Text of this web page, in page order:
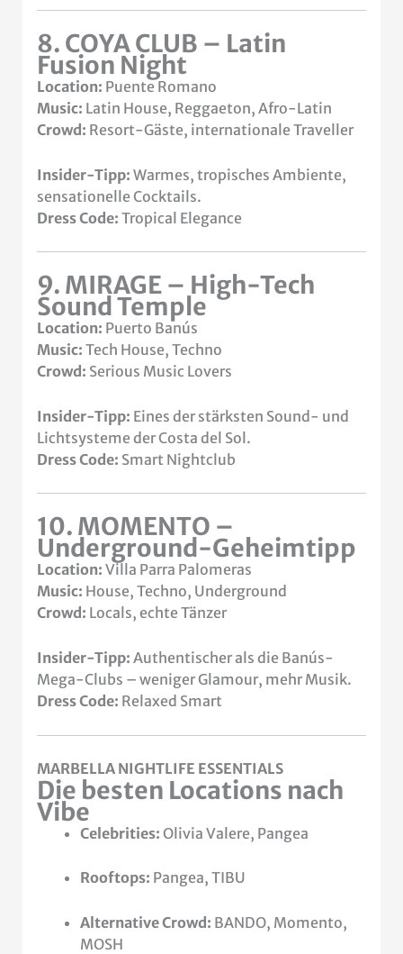
8. COYA CLUB – Latin
Fusion Night
Location: Puente Romano
Music: Latin House, Reggaeton, Afro-Latin
Crowd: Resort-Gäste, internationale Traveller
Insider-Tipp: Warmes, tropisches Ambiente,
sensationelle Cocktails.
Dress Code: Tropical Elegance
9. MIRAGE – High-Tech
Sound Temple
Location: Puerto Banús
Music: Tech House, Techno
Crowd: Serious Music Lovers
Insider-Tipp: Eines der stärksten Sound- und
Lichtsysteme der Costa del Sol.
Dress Code: Smart Nightclub
10. MOMENTO –
Underground-Geheimtipp
Location: Villa Parra Palomeras
Music: House, Techno, Underground
Crowd: Locals, echte Tänzer
Insider-Tipp: Authentischer als die Banús-
Mega-Clubs – weniger Glamour, mehr Musik.
Dress Code: Relaxed Smart
MARBELLA NIGHTLIFE ESSENTIALS
Die besten Locations nach
Vibe
Celebrities: Olivia Valere, Pangea
Rooftops: Pangea, TIBU
Alternative Crowd: BANDO, Momento,
MOSH